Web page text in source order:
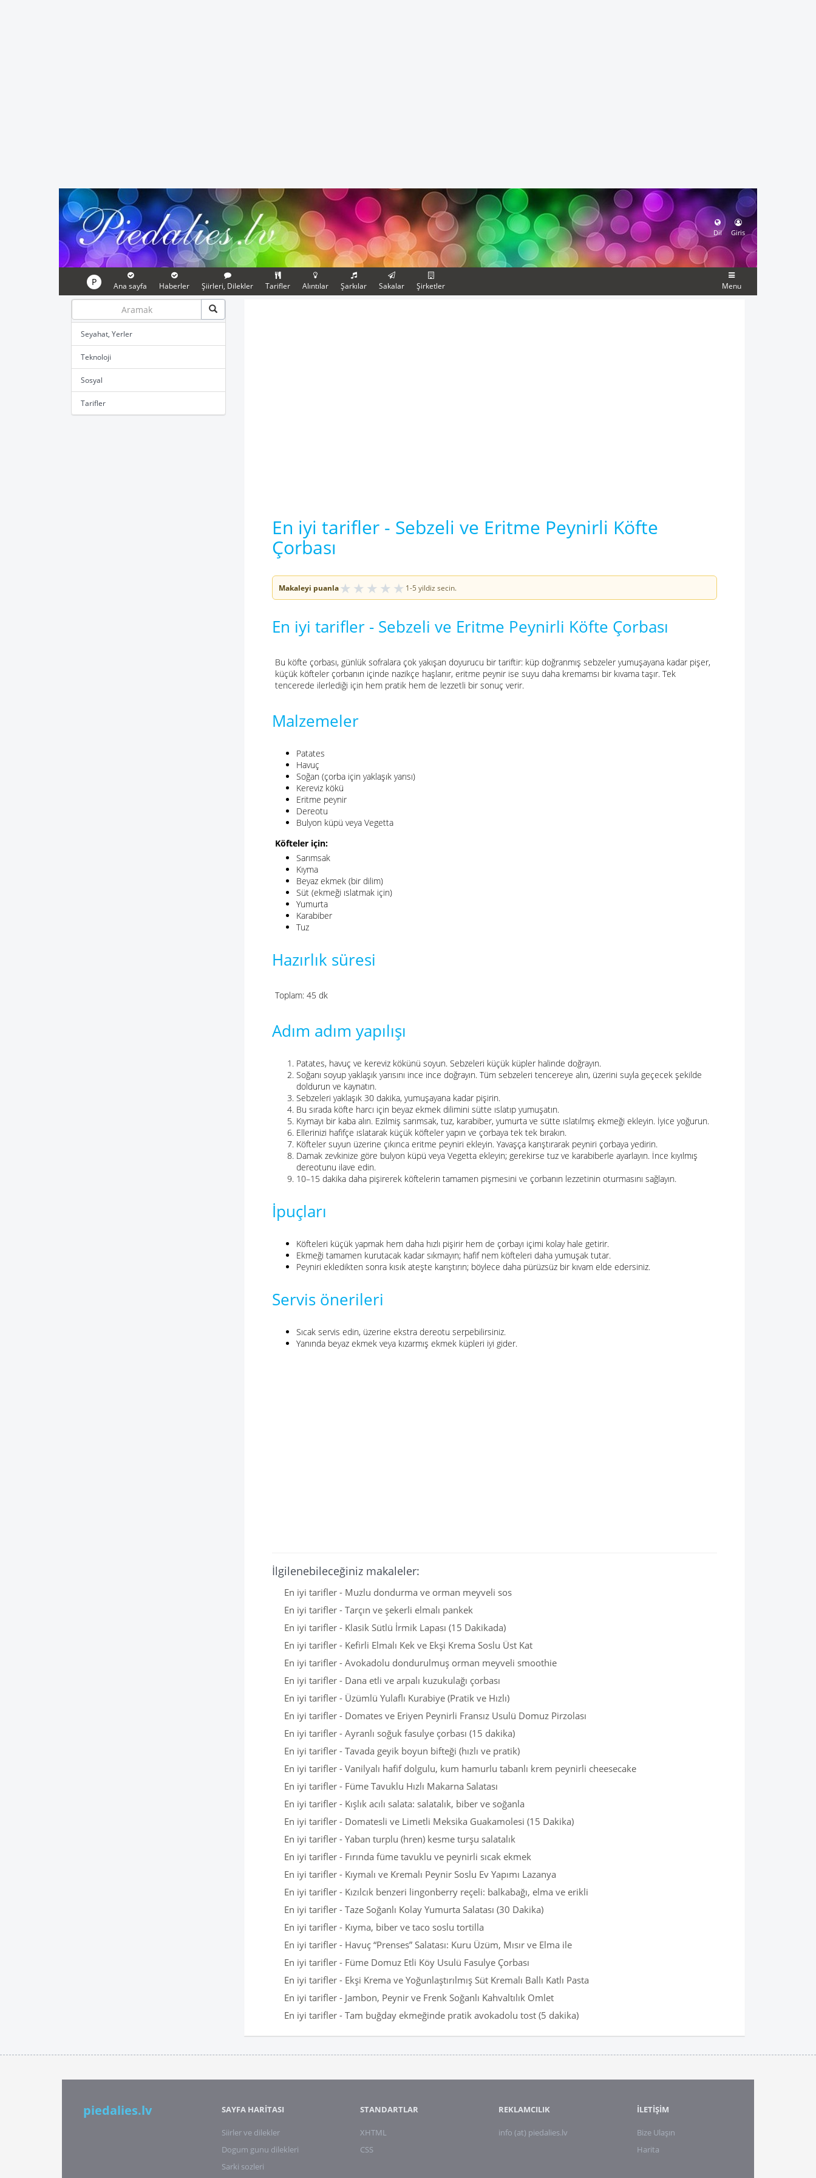
Dil Giris
P Ana sayfa Haberler Şiirleri, Dilekler Tarifler Alıntılar Şarkılar Sakalar Şirketler Menu
Seyahat, Yerler
Teknoloji
Sosyal
Tarifler
En iyi tarifler - Sebzeli ve Eritme Peynirli Köfte
Çorbası
Makaleyi puanla★ ★ ★ ★ ★ 1-5 yildiz secin.
En iyi tarifler - Sebzeli ve Eritme Peynirli Köfte Çorbası
Bu köfte çorbası, günlük sofralara çok yakışan doyurucu bir tariftir: küp doğranmış sebzeler yumuşayana kadar pişer,
küçük köfteler çorbanın içinde nazikçe haşlanır, eritme peynir ise suyu daha kremamsı bir kıvama taşır. Tek
tencerede ilerlediği için hem pratik hem de lezzetli bir sonuç verir.
Malzemeler
Patates
Havuç
Soğan (çorba için yaklaşık yarısı)
Kereviz kökü
Eritme peynir
Dereotu
Bulyon küpü veya Vegetta
Köfteler için:
Sarımsak
Kıyma
Beyaz ekmek (bir dilim)
Süt (ekmeği ıslatmak için)
Yumurta
Karabiber
Tuz
Hazırlık süresi
Toplam: 45 dk
Adım adım yapılışı
Patates, havuç ve kereviz kökünü soyun. Sebzeleri küçük küpler halinde doğrayın.
Soğanı soyup yaklaşık yarısını ince ince doğrayın. Tüm sebzeleri tencereye alın, üzerini suyla geçecek şekilde
doldurun ve kaynatın.
Sebzeleri yaklaşık 30 dakika, yumuşayana kadar pişirin.
Bu sırada köfte harcı için beyaz ekmek dilimini sütte ıslatıp yumuşatın.
Kıymayı bir kaba alın. Ezilmiş sarımsak, tuz, karabiber, yumurta ve sütte ıslatılmış ekmeği ekleyin. İyice yoğurun.
Ellerinizi hafifçe ıslatarak küçük köfteler yapın ve çorbaya tek tek bırakın.
Köfteler suyun üzerine çıkınca eritme peyniri ekleyin. Yavaşça karıştırarak peyniri çorbaya yedirin.
Damak zevkinize göre bulyon küpü veya Vegetta ekleyin; gerekirse tuz ve karabiberle ayarlayın. İnce kıyılmış
dereotunu ilave edin.
10–15 dakika daha pişirerek köftelerin tamamen pişmesini ve çorbanın lezzetinin oturmasını sağlayın.
İpuçları
Köfteleri küçük yapmak hem daha hızlı pişirir hem de çorbayı içimi kolay hale getirir.
Ekmeği tamamen kurutacak kadar sıkmayın; hafif nem köfteleri daha yumuşak tutar.
Peyniri ekledikten sonra kısık ateşte karıştırın; böylece daha pürüzsüz bir kıvam elde edersiniz.
Servis önerileri
Sıcak servis edin, üzerine ekstra dereotu serpebilirsiniz.
Yanında beyaz ekmek veya kızarmış ekmek küpleri iyi gider.
İlgilenebileceğiniz makaleler:
En iyi tarifler - Muzlu dondurma ve orman meyveli sos
En iyi tarifler - Tarçın ve şekerli elmalı pankek
En iyi tarifler - Klasik Sütlü İrmik Lapası (15 Dakikada)
En iyi tarifler - Kefirli Elmalı Kek ve Ekşi Krema Soslu Üst Kat
En iyi tarifler - Avokadolu dondurulmuş orman meyveli smoothie
En iyi tarifler - Dana etli ve arpalı kuzukulağı çorbası
En iyi tarifler - Üzümlü Yulaflı Kurabiye (Pratik ve Hızlı)
En iyi tarifler - Domates ve Eriyen Peynirli Fransız Usulü Domuz Pirzolası
En iyi tarifler - Ayranlı soğuk fasulye çorbası (15 dakika)
En iyi tarifler - Tavada geyik boyun bifteği (hızlı ve pratik)
En iyi tarifler - Vanilyalı hafif dolgulu, kum hamurlu tabanlı krem peynirli cheesecake
En iyi tarifler - Füme Tavuklu Hızlı Makarna Salatası
En iyi tarifler - Kışlık acılı salata: salatalık, biber ve soğanla
En iyi tarifler - Domatesli ve Limetli Meksika Guakamolesi (15 Dakika)
En iyi tarifler - Yaban turplu (hren) kesme turşu salatalık
En iyi tarifler - Fırında füme tavuklu ve peynirli sıcak ekmek
En iyi tarifler - Kıymalı ve Kremalı Peynir Soslu Ev Yapımı Lazanya
En iyi tarifler - Kızılcık benzeri lingonberry reçeli: balkabağı, elma ve erikli
En iyi tarifler - Taze Soğanlı Kolay Yumurta Salatası (30 Dakika)
En iyi tarifler - Kıyma, biber ve taco soslu tortilla
En iyi tarifler - Havuç “Prenses” Salatası: Kuru Üzüm, Mısır ve Elma ile
En iyi tarifler - Füme Domuz Etli Köy Usulü Fasulye Çorbası
En iyi tarifler - Ekşi Krema ve Yoğunlaştırılmış Süt Kremalı Ballı Katlı Pasta
En iyi tarifler - Jambon, Peynir ve Frenk Soğanlı Kahvaltılık Omlet
En iyi tarifler - Tam buğday ekmeğinde pratik avokadolu tost (5 dakika)
piedalies.lv SAYFA HARİTASI
Siirler ve dilekler
Dogum gunu dilekleri
Sarki sozleri
STANDARTLAR
XHTML
CSS
REKLAMCILIK
info (at) piedalies.lv
İLETİŞİM
Bize Ulaşın
Harita